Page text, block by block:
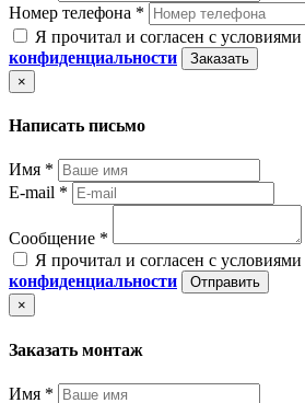
Номер телефона *
Я прочитал и согласен с условиями
конфиденциальности
Заказать
×
Написать письмо
Имя *
E-mail *
Сообщение *
Я прочитал и согласен с условиями
конфиденциальности
Отправить
×
Заказать монтаж
Имя *